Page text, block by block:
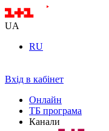
UA
RU
Вхід в кабінет
Онлайн
ТБ програма
Канали